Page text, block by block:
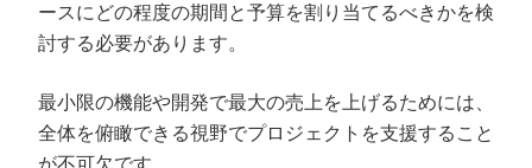
ースにどの程度の期間と予算を割り当てるべきかを検
討する必要があります。
最小限の機能や開発で最大の売上を上げるためには、
全体を俯瞰できる視野でプロジェクトを支援すること
が不可欠です。